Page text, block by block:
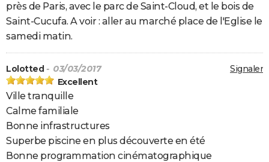
près de Paris, avec le parc de Saint-Cloud, et le bois de
Saint-Cucufa. A voir : aller au marché place de l'Eglise le
samedi matin.
Signaler
Lolotted - 03/03/2017
Excellent
Ville tranquille
Calme familiale
Bonne infrastructures
Superbe piscine en plus découverte en été
Bonne programmation cinématographique